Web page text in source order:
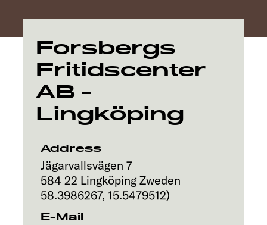
Ontdek
Service
Forsbergs
Fritidscenter
AB -
Lingköping
Address
Jägarvallsvägen 7
584 22 Lingköping Zweden
58.3986267, 15.5479512)
E-Mail